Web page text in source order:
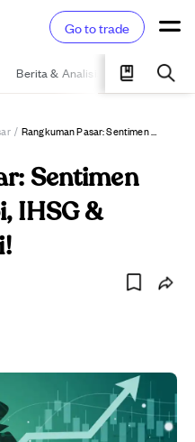
Go to trade
Berita & Analisis Pelajari
/ Rangkuman Pasar: Sentimen Makro Bikin Hepi, IHSG & Kripto Unjuk Gigi!
Sentimen
IHSG &